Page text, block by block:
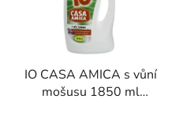
IO CASA AMICA s vůní
mošusu 1850 ml